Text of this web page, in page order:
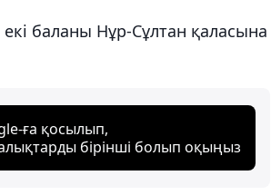
баланы Нұр-Сұлтан қаласына
ға қосылып,
бірінші болып оқыңыз